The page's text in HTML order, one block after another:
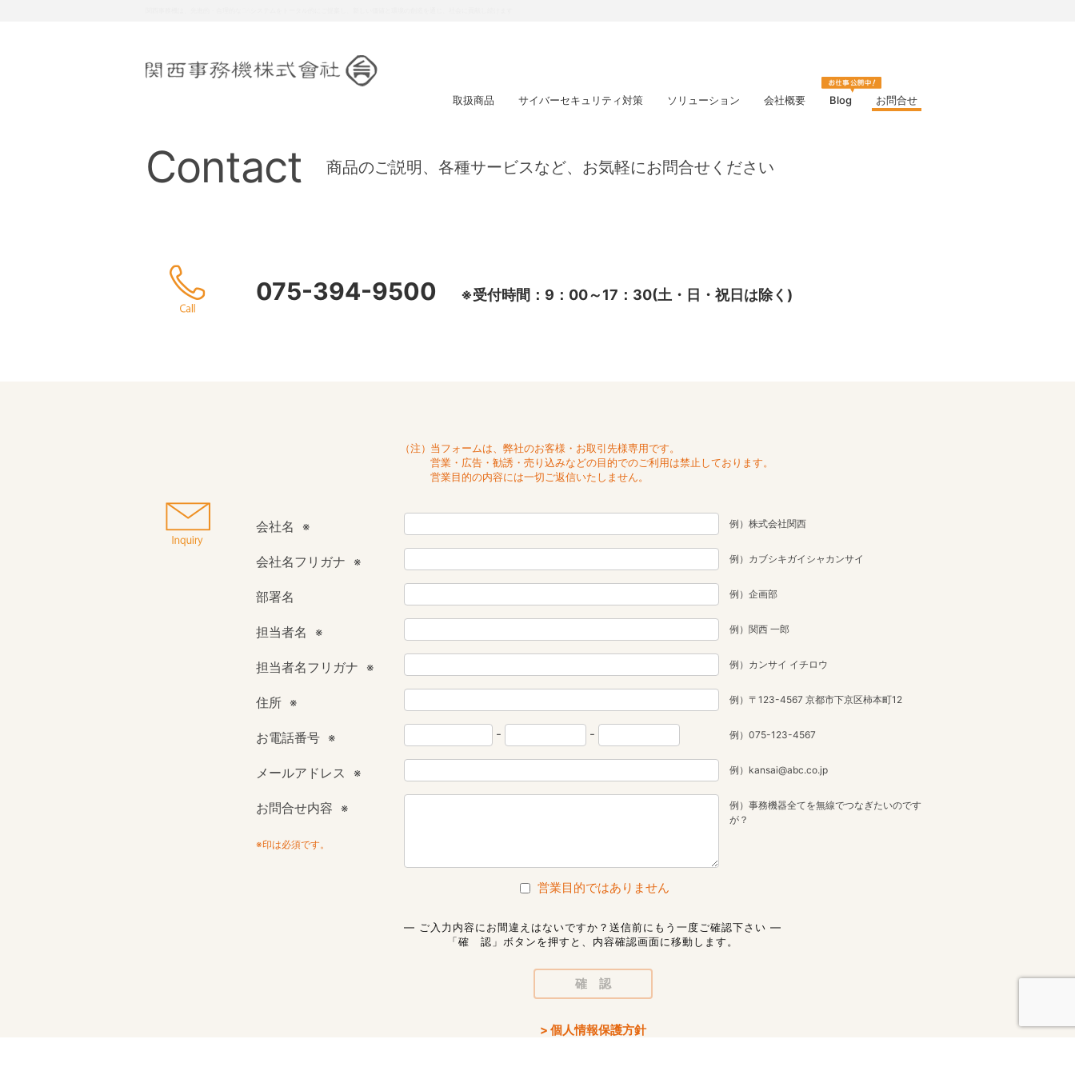
取扱商品 サイバーセキュリティ対策 ソリューション 会社概要 Blog お問合せ
Contact 商品のご説明、各種サービスなど、お気軽にお問合せください
075-394-9500 ※受付時間：9：00～17：30(土・日・祝日は除く)
（注） 当フォームは、弊社のお客様・お取引先様専用です。
営業・広告・勧誘・売り込みなどの目的でのご利用は禁止しております。
営業目的の内容には一切ご返信いたしません。
会社名 例）株式会社関西
会社名フリガナ 例）カブシキガイシャカンサイ
部署名 例）企画部
担当者名 例）関西 一郎
担当者名フリガナ 例）カンサイ イチロウ
住所 例）〒123-4567 京都市下京区柿本町12
お電話番号 - - 例）075-123-4567
メールアドレス 例）kansai@abc.co.jp
お問合せ内容
※印は必須です。
例）事務機器全てを無線でつなぎたいのです
が？
営業目的ではありません
― ご入力内容にお間違えはないですか？送信前にもう一度ご確認下さい ―
「確 認」ボタンを押すと、内容確認画面に移動します。
> 個人情報保護方針